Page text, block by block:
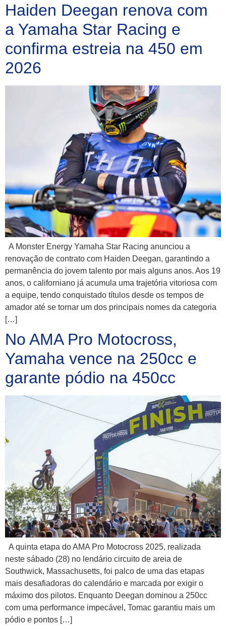
Haiden Deegan renova com
a Yamaha Star Racing e
confirma estreia na 450 em
2026
A Monster Energy Yamaha Star Racing anunciou a
renovação de contrato com Haiden Deegan, garantindo a
permanência do jovem talento por mais alguns anos. Aos 19
anos, o californiano já acumula uma trajetória vitoriosa com
a equipe, tendo conquistado títulos desde os tempos de
amador até se tornar um dos principais nomes da categoria
[…]
No AMA Pro Motocross,
Yamaha vence na 250cc e
garante pódio na 450cc
A quinta etapa do AMA Pro Motocross 2025, realizada
neste sábado (28) no lendário circuito de areia de
Southwick, Massachusetts, foi palco de uma das etapas
mais desafiadoras do calendário e marcada por exigir o
máximo dos pilotos. Enquanto Deegan dominou a 250cc
com uma performance impecável, Tomac garantiu mais um
pódio e pontos […]